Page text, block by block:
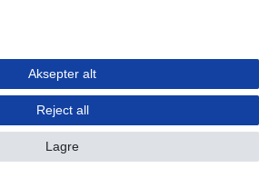
Aksepter alt
Reject all
Lagre